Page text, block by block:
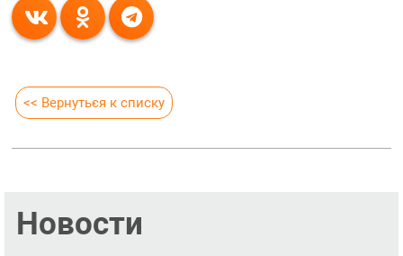
<< Вернуться к списку
Новости